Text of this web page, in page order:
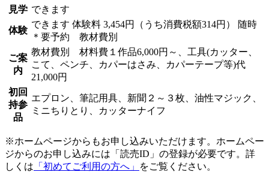
見学 できます
体験
できます 体験料 3,454円（うち消費税額314円）
随時
＊要予約 教材費別
ご案
内
教材費別 材料費１作品6,000円～、工具(カッター、
こて、ペンチ、カパーはさみ、カパーテープ等)代
21,000円
初回
持参
品
エプロン、筆記用具、新聞２～３枚、油性マジック、
ミニちりとり、カッターナイフ
※ホームページからもお申し込みいただけます。ホームペー
ジからのお申し込みには「読売ID」の登録が必要です。詳
しくは 「初めてご利用の方へ」 をご覧ください。